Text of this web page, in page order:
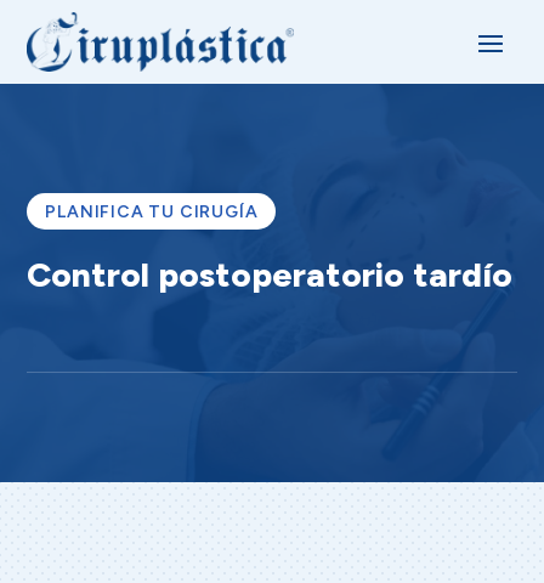
PLANIFICA TU CIRUGÍA
Control postoperatorio tardío